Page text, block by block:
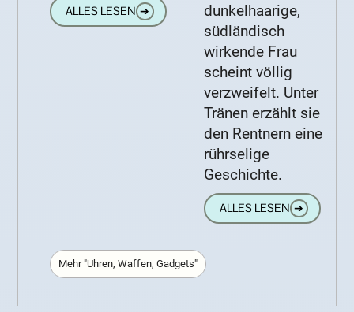
ALLES LESEN ➔
dunkelhaarige,
südländisch
wirkende Frau
scheint völlig
verzweifelt. Unter
Tränen erzählt sie
den Rentnern eine
rührselige
Geschichte.
ALLES LESEN ➔
Mehr "Uhren, Waffen, Gadgets"